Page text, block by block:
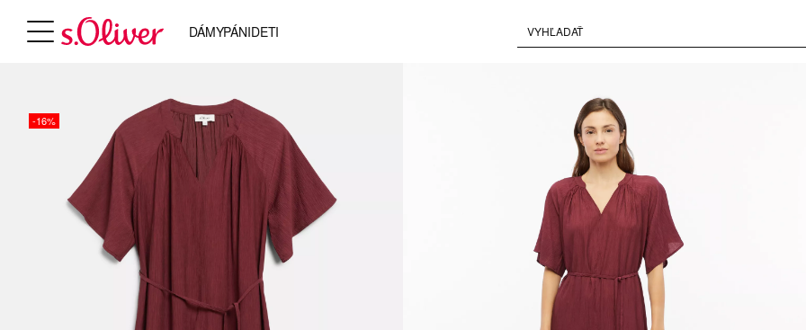
DÁMYPÁNIDETI
-16%